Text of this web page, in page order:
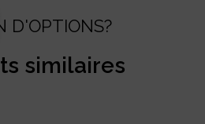
D'OPTIONS?
similaires